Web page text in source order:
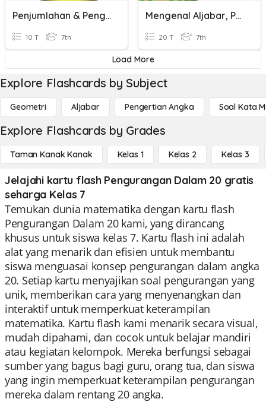
Penjumlahan & Pengurangan
10 T 7th
Mengenal Aljabar, Penjumlahan Dan Pengurangan Aljabar
20 T 7th
Load More
Explore Flashcards by Subject
Geometri Aljabar Pengertian Angka Soal Kata
Explore Flashcards by Grades
Taman Kanak Kanak Kelas 1 Kelas 2 Kelas 3
Jelajahi kartu flash Pengurangan Dalam 20 gratis
seharga Kelas 7
Temukan dunia matematika dengan kartu flash
Pengurangan Dalam 20 kami, yang dirancang
khusus untuk siswa kelas 7. Kartu flash ini adalah
alat yang menarik dan efisien untuk membantu
siswa menguasai konsep pengurangan dalam angka
20. Setiap kartu menyajikan soal pengurangan yang
unik, memberikan cara yang menyenangkan dan
interaktif untuk memperkuat keterampilan
matematika. Kartu flash kami menarik secara visual,
mudah dipahami, dan cocok untuk belajar mandiri
atau kegiatan kelompok. Mereka berfungsi sebagai
sumber yang bagus bagi guru, orang tua, dan siswa
yang ingin memperkuat keterampilan pengurangan
mereka dalam rentang 20 angka.